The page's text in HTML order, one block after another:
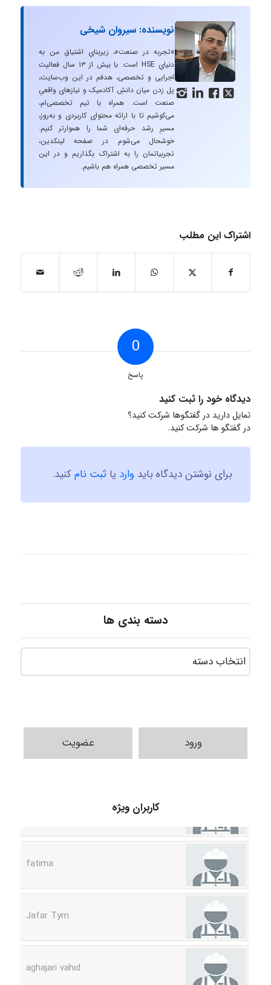
   
نویسنده: سیروان شیخی
«تجربه در صنعت»، زیربنایِ اشتیاقِ من به
دنیایِ HSE است. با بیش از ۱۳ سال فعالیت
اجرایی و تخصصی، هدفم در این وب‌سایت،
پل زدن میان دانشِ آکادمیک و نیازهای واقعیِ
صنعت است. همراه با تیم تخصصی‌ام،
می‌کوشیم تا با ارائه محتوای کاربردی و به‌روز،
مسیرِ رشد حرفه‌ای شما را هموارتر کنیم.
خوشحال می‌شوم در صفحه لینکدین،
تجربیاتمان را به اشتراک بگذاریم و در این
مسیر تخصصی همراه هم باشیم.
اشتراک این مطلب
0
پاسخ
دیدگاه خود را ثبت کنید
تمایل دارید در گفتگوها شرکت کنید؟
در گفتگو ها شرکت کنید.
برای نوشتن دیدگاه باید وارد یا ثبت نامکنید.
دسته بندی ها
ورود عضویت
کاربران ویژه